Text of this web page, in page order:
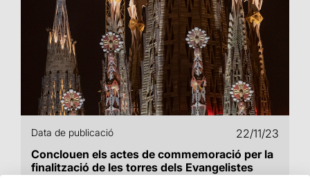
Data de publicació
22/11/23
Conclouen els actes de commemoració per la
finalització de les torres dels Evangelistes